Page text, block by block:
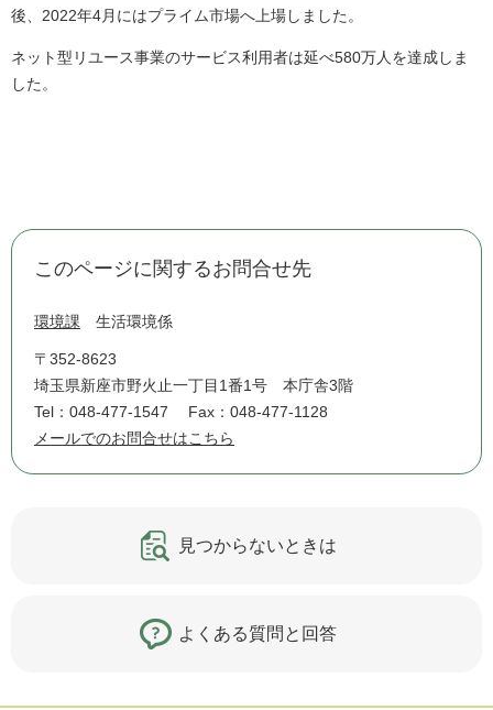
後、2022年4月にはプライム市場へ上場しました。
ネット型リユース事業のサービス利用者は延べ580万人を達成しま
した。
このページに関するお問合せ先
環境課 生活環境係
〒352-8623
埼玉県新座市野火止一丁目1番1号 本庁舎3階
Tel：048-477-1547
Fax：048-477-1128
メールでのお問合せはこちら
見つからないときは
よくある質問と回答